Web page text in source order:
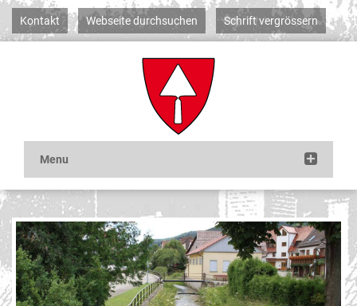
Kontakt Webseite durchsuchen Schrift vergrössern